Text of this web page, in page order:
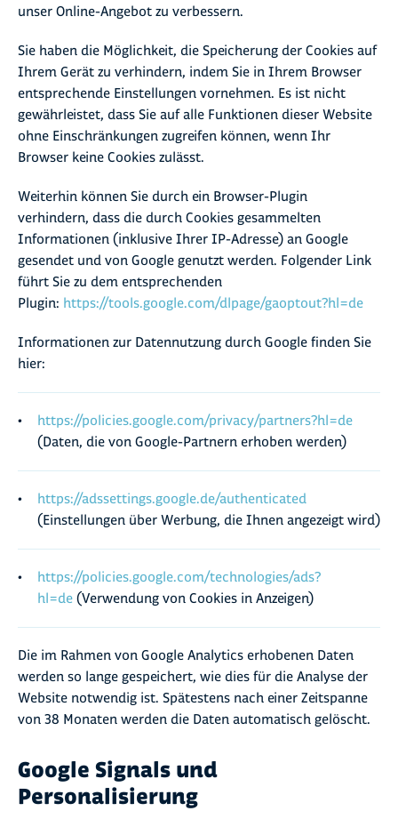
unser Online-Angebot zu verbessern.
Sie haben die Möglichkeit, die Speicherung der Cookies auf
Ihrem Gerät zu verhindern, indem Sie in Ihrem Browser
entsprechende Einstellungen vornehmen. Es ist nicht
gewährleistet, dass Sie auf alle Funktionen dieser Website
ohne Einschränkungen zugreifen können, wenn Ihr
Browser keine Cookies zulässt.
Weiterhin können Sie durch ein Browser-Plugin
verhindern, dass die durch Cookies gesammelten
Informationen (inklusive Ihrer IP-Adresse) an Google
gesendet und von Google genutzt werden. Folgender Link
führt Sie zu dem entsprechenden
Plugin: https://tools.google.com/dlpage/gaoptout?hl=de
Informationen zur Datennutzung durch Google finden Sie
hier:
https://policies.google.com/privacy/partners?hl=de
(Daten, die von Google-Partnern erhoben werden)
https://adssettings.google.de/authenticated
(Einstellungen über Werbung, die Ihnen angezeigt wird)
https://policies.google.com/technologies/ads?
hl=de (Verwendung von Cookies in Anzeigen)
Die im Rahmen von Google Analytics erhobenen Daten
werden so lange gespeichert, wie dies für die Analyse der
Website notwendig ist. Spätestens nach einer Zeitspanne
von 38 Monaten werden die Daten automatisch gelöscht.
Google Signals und
Personalisierung